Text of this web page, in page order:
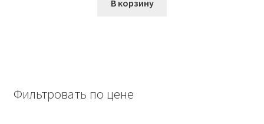
В корзину
Фильтровать по цене